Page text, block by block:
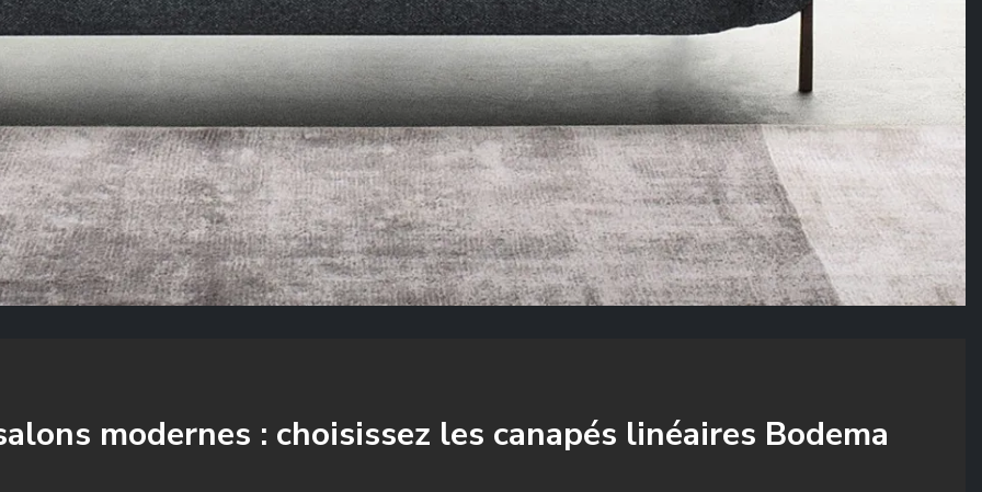
modernes : choisissez les canapés linéaires Bodema